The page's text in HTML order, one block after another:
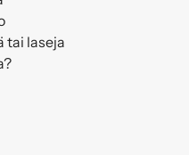
tai laseja